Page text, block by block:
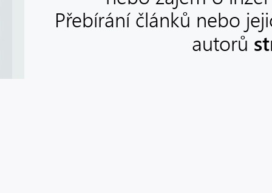
Přebírání článků nebo
autorů